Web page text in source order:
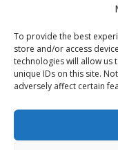
To provide the best
store and/or access
technologies will allow us
unique IDs on this site.
adversely affect certain
Поминав